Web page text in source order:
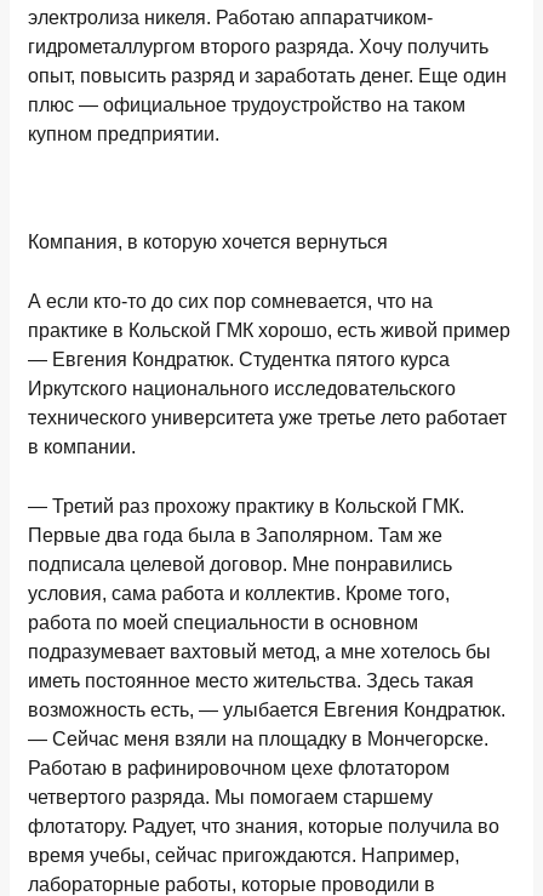
электролиза никеля. Работаю аппаратчиком-
гидрометаллургом второго разряда. Хочу получить
опыт, повысить разряд и заработать денег. Еще один
плюс — официальное трудоустройство на таком
купном предприятии.
Компания, в которую хочется вернуться
А если кто-то до сих пор сомневается, что на
практике в Кольской ГМК хорошо, есть живой пример
— Евгения Кондратюк. Студентка пятого курса
Иркутского национального исследовательского
технического университета уже третье лето работает
в компании.
— Третий раз прохожу практику в Кольской ГМК.
Первые два года была в Заполярном. Там же
подписала целевой договор. Мне понравились
условия, сама работа и коллектив. Кроме того,
работа по моей специальности в основном
подразумевает вахтовый метод, а мне хотелось бы
иметь постоянное место жительства. Здесь такая
возможность есть, — улыбается Евгения Кондратюк.
— Сейчас меня взяли на площадку в Мончегорске.
Работаю в рафинировочном цехе флотатором
четвертого разряда. Мы помогаем старшему
флотатору. Радует, что знания, которые получила во
время учебы, сейчас пригождаются. Например,
лабораторные работы, которые проводили в